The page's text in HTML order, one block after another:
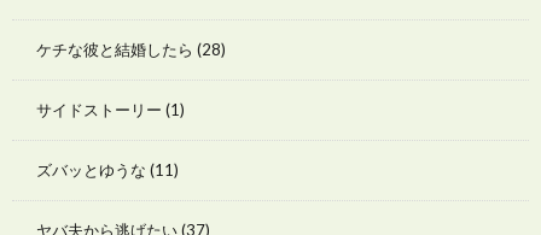
ケチな彼と結婚したら (28)
サイドストーリー (1)
ズバッとゆうな (11)
ヤバ夫から逃げたい(37)